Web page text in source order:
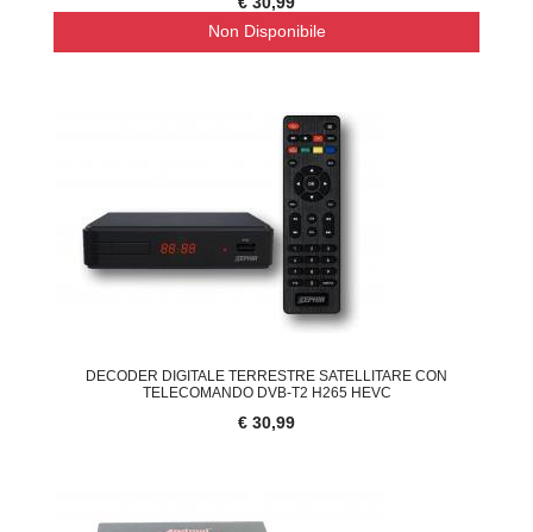
Non Disponibile
DECODER DIGITALE TERRESTRE SATELLITARE CON
TELECOMANDO DVB-T2 H265 HEVC
€ 30,99